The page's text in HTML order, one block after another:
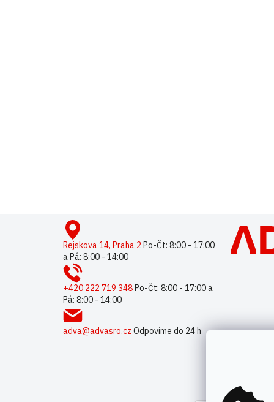
Rejskova 14, Praha 2 Po-Čt: 8:00 - 17:00
a Pá: 8:00 - 14:00
+420 222 719 348 Po-Čt: 8:00 - 17:00 a
Pá: 8:00 - 14:00
adva@advasro.cz Odpovíme do 24 h